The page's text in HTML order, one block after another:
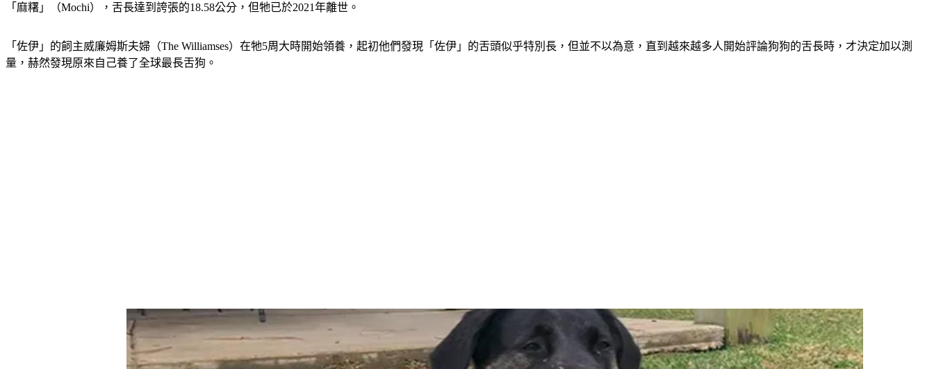
「麻糬」（Mochi），舌長達到誇張的18.58公分，但牠已於2021年離世。
「佐伊」的飼主威廉姆斯夫婦（The Williamses）在牠5周大時開始領養，起初他們發現「佐伊」的舌頭似乎特別長，但並不以為意，直到越來越多人開始評論狗狗的舌長時，才決定加以測
量，赫然發現原來自己養了全球最長舌狗。